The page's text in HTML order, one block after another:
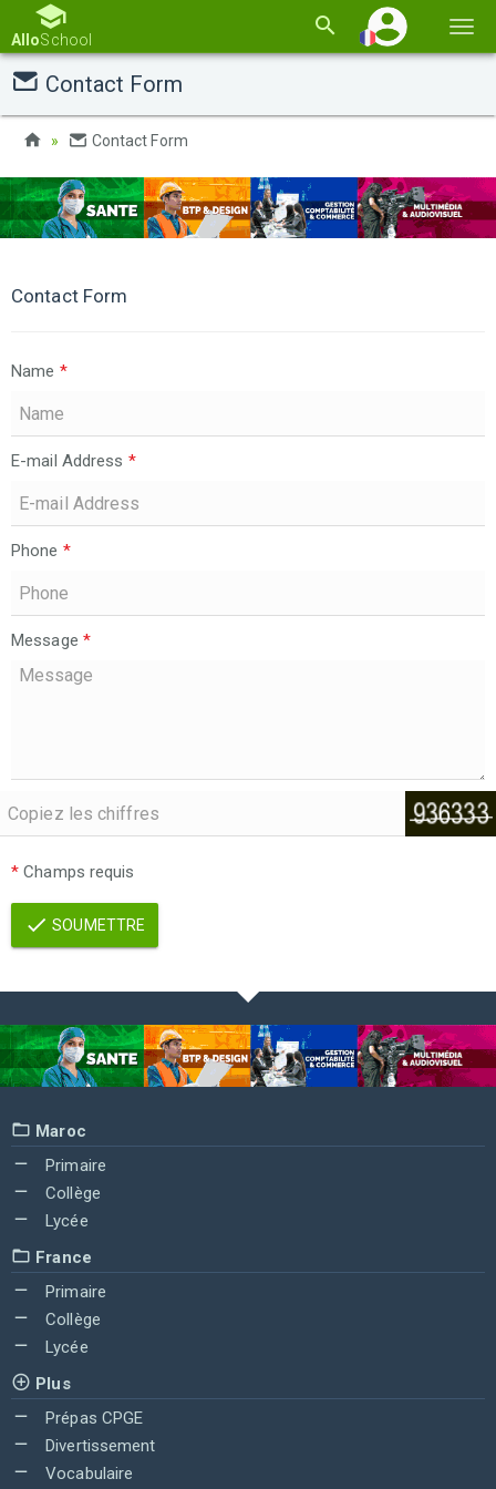
la
AlloSchool
Contact Form
Contact Form
Contact Form
Name *
E-mail Address *
Phone *
Message *
* Champs requis
SOUMETTRE
Maroc
Primaire
Collège
Lycée
France
Primaire
Collège
Lycée
Plus
Prépas CPGE
Divertissement
Vocabulaire